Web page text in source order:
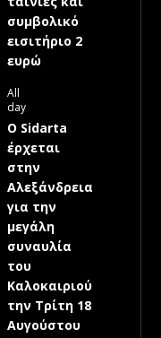
συμβολικό
εισιτήριο 2
ευρώ
All
day
Ο Sidarta
έρχεται
στην
Αλεξάνδρεια
για την
μεγάλη
συναυλία
του
Καλοκαιριού
την Τρίτη 18
Αυγούστου